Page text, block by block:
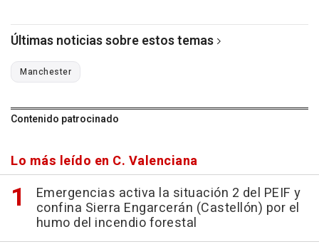
Últimas noticias sobre estos temas
Manchester
Contenido patrocinado
Lo más leído en C. Valenciana
Emergencias activa la situación 2 del PEIF y
confina Sierra Engarcerán (Castellón) por el
humo del incendio forestal